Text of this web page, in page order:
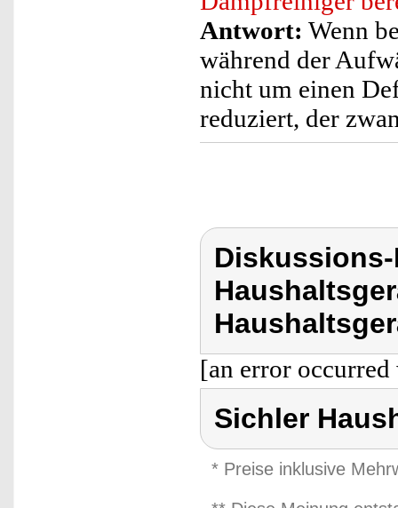
Antwort: Wenn
während der
nicht um einen
reduziert, der
[an error
Sichler
* Preise inklusive